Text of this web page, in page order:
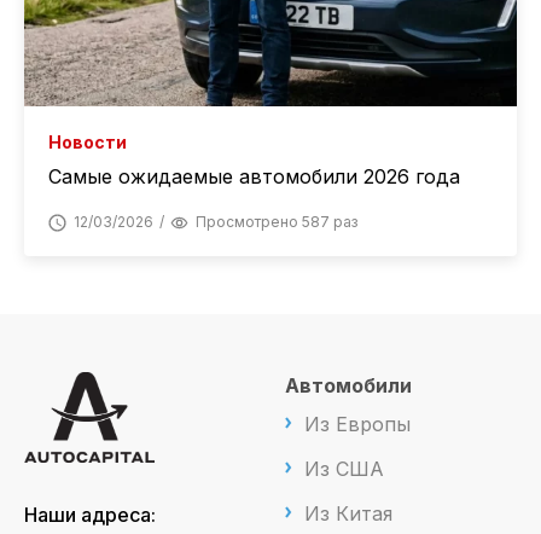
Новости
Самые ожидаемые автомобили 2026 года
12/03/2026 Просмотрено 587 раз
Наши адреса:
Автомобили
Из Европы
Из США
Из Китая